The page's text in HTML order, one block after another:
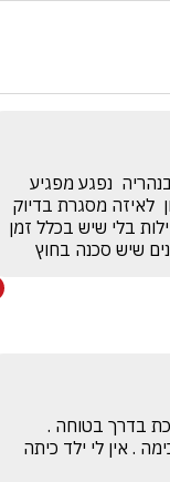
שיש סכנה בחוץ